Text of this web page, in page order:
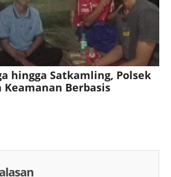
hingga Satkamling, Polsek
Berbasis